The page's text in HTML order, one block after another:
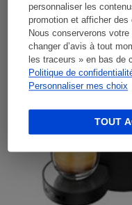
personnaliser les
promotion et afficher
Nous conserverons
changer d’avis à tout
les traceurs » en bas de
Politique de
Personnaliser mes choix
TOUT